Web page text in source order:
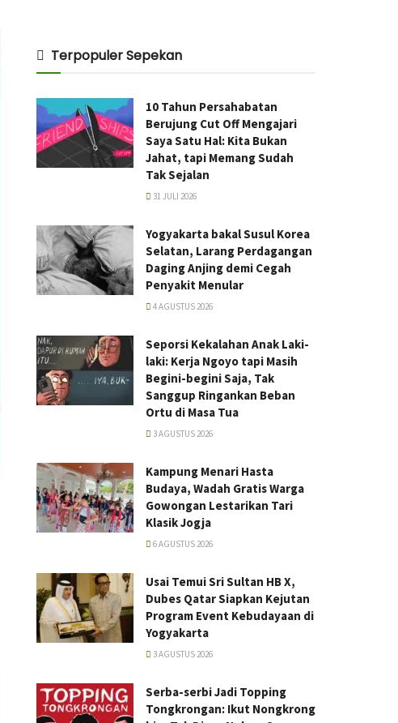
Terpopuler Sepekan
10 Tahun Persahabatan
Berujung Cut Off Mengajari
Saya Satu Hal: Kita Bukan
Jahat, tapi Memang Sudah
Tak Sejalan
31 JULI 2026
Yogyakarta bakal Susul Korea
Selatan, Larang Perdagangan
Daging Anjing demi Cegah
Penyakit Menular
4 AGUSTUS 2026
Seporsi Kekalahan Anak Laki-
laki: Kerja Ngoyo tapi Masih
Begini-begini Saja, Tak
Sanggup Ringankan Beban
Ortu di Masa Tua
3 AGUSTUS 2026
Kampung Menari Hasta
Budaya, Wadah Gratis Warga
Gowongan Lestarikan Tari
Klasik Jogja
6 AGUSTUS 2026
Usai Temui Sri Sultan HB X,
Dubes Qatar Siapkan Kejutan
Program Event Kebudayaan di
Yogyakarta
3 AGUSTUS 2026
Serba-serbi Jadi Topping
Tongkrongan: Ikut Nongkrong